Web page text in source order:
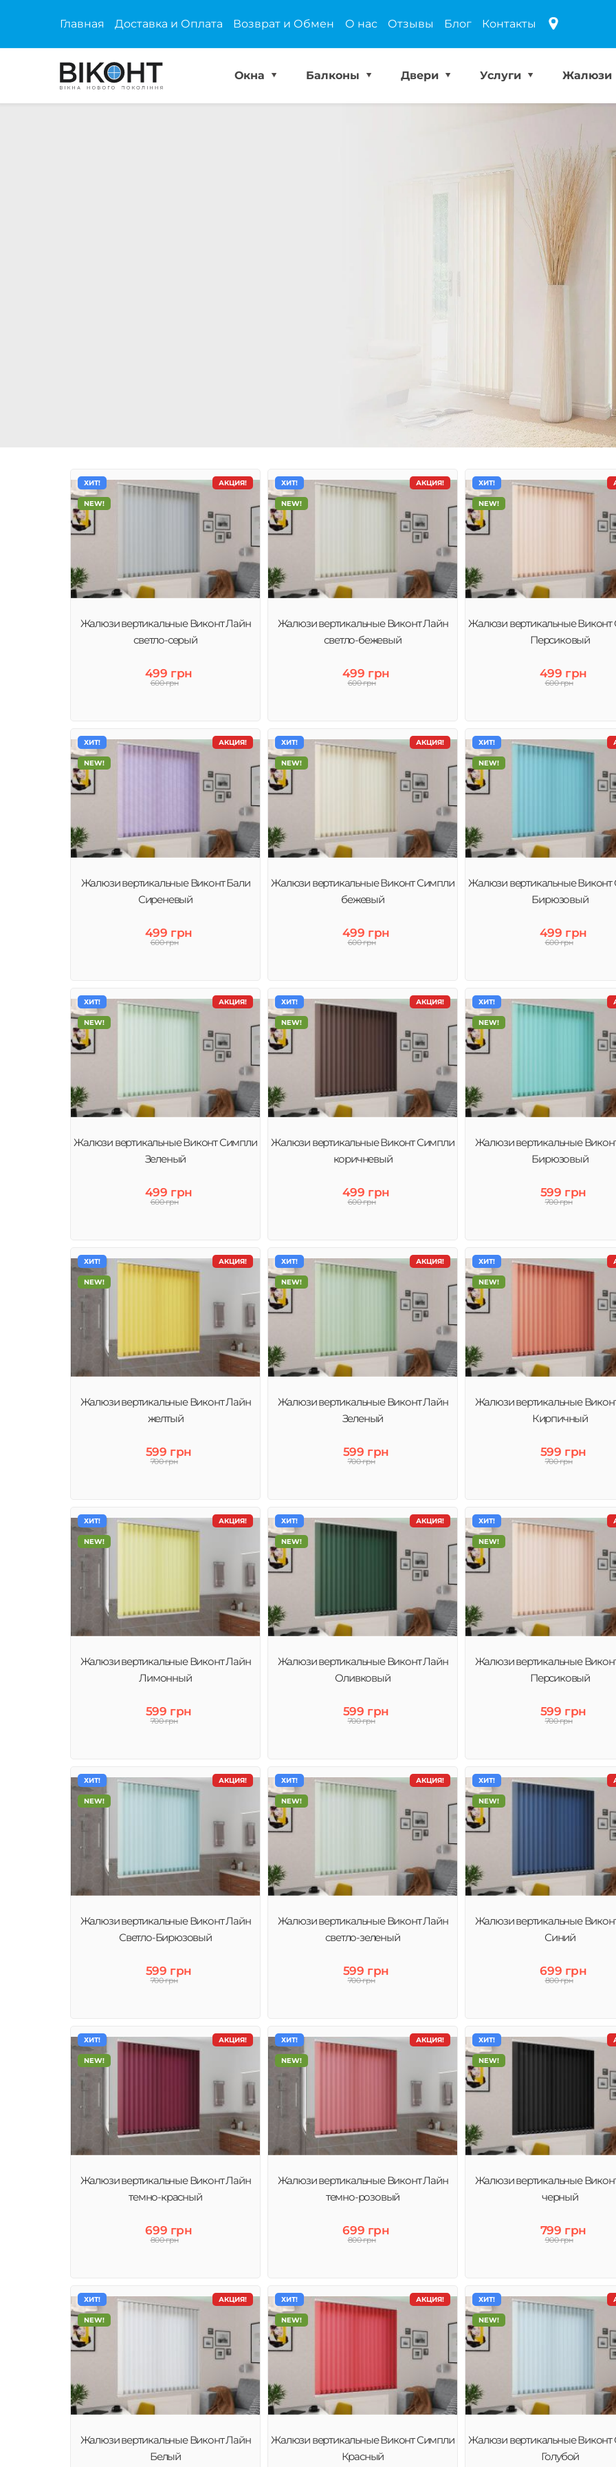
Главная Доставка и Оплата Возврат и Обмен О нас Отзывы Блог Контакты
Окна Балконы Двери Услуги Жалюзи
Вертикальные жалюзи
Вертикальные жалюзи являются одним из самых распространенных и
известных типов жалюзи. Причиной этому является то, что они подходят
АКЦИЯ!
ХИТ!
NEW!
Жалюзи вертикальные Виконт Лайн
светло-серый
499 грн
600 грн
АКЦИЯ!
ХИТ!
NEW!
Жалюзи вертикальные Виконт Лайн
светло-бежевый
499 грн
600 грн
ХИТ!
NEW!
Жалюзи вертикальные
Персиковый
499 грн
600 грн
АКЦИЯ!
ХИТ!
NEW!
Жалюзи вертикальные Виконт Бали
Сиреневый
499 грн
600 грн
АКЦИЯ!
ХИТ!
NEW!
Жалюзи вертикальные Виконт Симпли
бежевый
499 грн
600 грн
ХИТ!
NEW!
Жалюзи вертикальные
Бирюзовый
499 грн
600 грн
АКЦИЯ!
ХИТ!
NEW!
Жалюзи вертикальные Виконт Симпли
Зеленый
499 грн
600 грн
АКЦИЯ!
ХИТ!
NEW!
Жалюзи вертикальные Виконт Симпли
коричневый
499 грн
600 грн
ХИТ!
NEW!
Жалюзи вертикальные
Бирюзовый
599 грн
700 грн
АКЦИЯ!
ХИТ!
NEW!
Жалюзи вертикальные Виконт Лайн
желтый
599 грн
700 грн
АКЦИЯ!
ХИТ!
NEW!
Жалюзи вертикальные Виконт Лайн
Зеленый
599 грн
700 грн
ХИТ!
NEW!
Жалюзи вертикальные
Кирпичный
599 грн
700 грн
АКЦИЯ!
ХИТ!
NEW!
Жалюзи вертикальные Виконт Лайн
Лимонный
599 грн
700 грн
АКЦИЯ!
ХИТ!
NEW!
Жалюзи вертикальные Виконт Лайн
Оливковый
599 грн
700 грн
ХИТ!
NEW!
Жалюзи вертикальные
Персиковый
599 грн
700 грн
АКЦИЯ!
ХИТ!
NEW!
Жалюзи вертикальные Виконт Лайн
Светло-Бирюзовый
599 грн
700 грн
АКЦИЯ!
ХИТ!
NEW!
Жалюзи вертикальные Виконт Лайн
светло-зеленый
599 грн
700 грн
ХИТ!
NEW!
Жалюзи вертикальные
Синий
699 грн
800 грн
АКЦИЯ!
ХИТ!
NEW!
Жалюзи вертикальные Виконт Лайн
темно-красный
699 грн
800 грн
АКЦИЯ!
ХИТ!
NEW!
Жалюзи вертикальные Виконт Лайн
темно-розовый
699 грн
800 грн
ХИТ!
NEW!
Жалюзи вертикальные
черный
799 грн
900 грн
АКЦИЯ!
ХИТ!
NEW!
Жалюзи вертикальные Виконт Лайн
Белый
АКЦИЯ!
ХИТ!
NEW!
Жалюзи вертикальные Виконт Симпли
Красный
ХИТ!
NEW!
Жалюзи вертикальные
Голубой